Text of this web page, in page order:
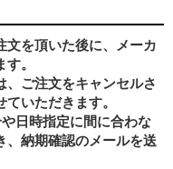
文を頂いた後に、メーカ
。
、ご注文をキャンセルさ
いただきます。
日時指定に間に合わな
、納期確認のメールを送